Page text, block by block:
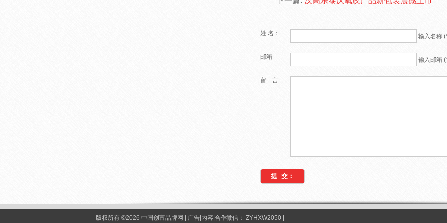
姓 名： 输入名称
邮箱 输入邮箱
留 言:
版权所有 ©2026 中国创富品牌网 | 广告|内容|合作微信： ZYHXW2050